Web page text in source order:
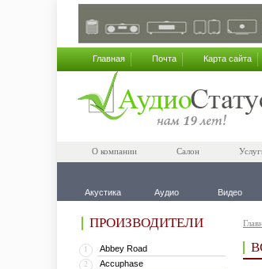
Главная Почта Карта сайта
О компании Салон
Акустика Аудио Видео
ПРОИЗВОДИТЕЛИ
1 Abbey Road
2 Accuphase